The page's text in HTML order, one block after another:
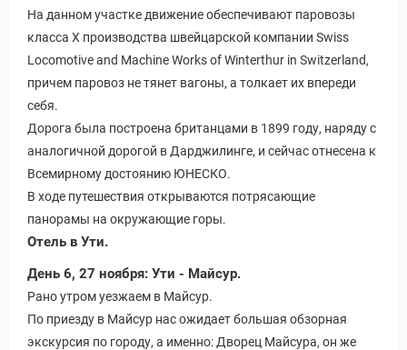
На данном участке движение обеспечивают паровозы
класса Х производства швейцарской компании Swiss
Locomotive and Machine Works of Winterthur in Switzerland,
причем паровоз не тянет вагоны, а толкает их впереди
себя.
Дорога была построена британцами в 1899 году, наряду с
аналогичной дорогой в Дарджилинге, и сейчас отнесена к
Всемирному достоянию ЮНЕСКО.
В ходе путешествия открываются потрясающие
панорамы на окружающие горы.
Отель в Ути.
День 6, 27 ноября: Ути - Майсур.
Рано утром уезжаем в Майсур.
По приезду в Майсур нас ожидает большая обзорная
экскурсия по городу, а именно: Дворец Майсура, он же